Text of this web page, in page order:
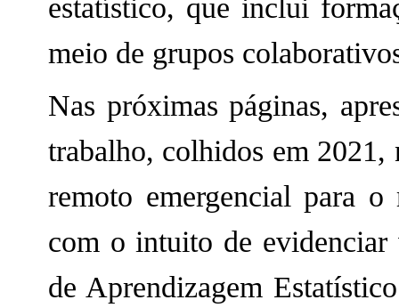
estatístico, que inclui
meio de grupos
Nas próximas páginas,
trabalho, colhidos em 2021,
remoto emergencial para o
com o intuito de evidenciar
de Aprendizagem